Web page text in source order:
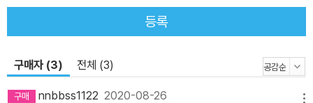
등록
구매자 (3) 전체 (3)
nnbbss1122 2020-08-26